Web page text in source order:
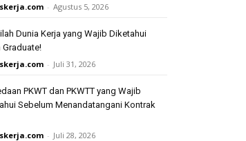
- Agustus 5, 2026
Dunia Kerja yang Wajib Diketahui
Graduate!
- Juli 31, 2026
PKWT dan PKWTT yang Wajib
Sebelum Menandatangani Kontrak
- Juli 28, 2026